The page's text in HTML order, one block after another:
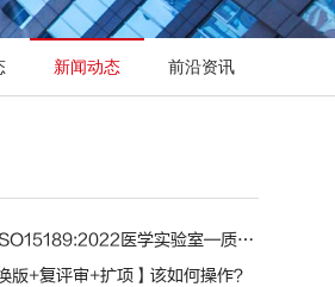
新闻动态 前沿资讯
医学实验室—质量和能力标准..
版+复评审+扩项】该如何操作？